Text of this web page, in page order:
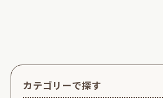
カテゴリーで探す